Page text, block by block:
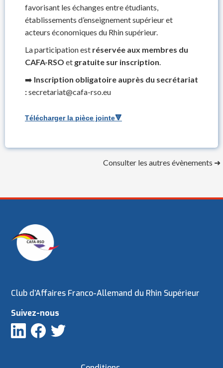
favorisant les échanges entre étudiants,
établissements d’enseignement supérieur et
acteurs économiques du Rhin supérieur.
La participation est réservée aux membres du
CAFA-RSO et gratuite sur inscription
➡️ Inscription obligatoire auprès du secrétariat
:secretariat@cafa-rso.eu
Télécharger la pièce jointe🔻
Consulter les autres évènements ➜
Club d’Affaires Franco-Allemand du Rhin Supérieur
Suivez-nous